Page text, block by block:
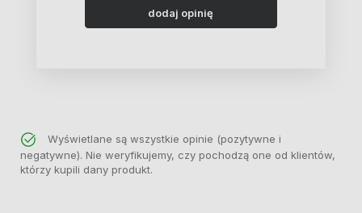
dodaj opinię
Wyświetlane są wszystkie opinie (pozytywne i
negatywne). Nie weryfikujemy, czy pochodzą one od klientów,
którzy kupili dany produkt.